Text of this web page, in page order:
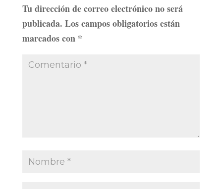
Tu dirección de correo electrónico no será
publicada. Los campos obligatorios están
marcados con *